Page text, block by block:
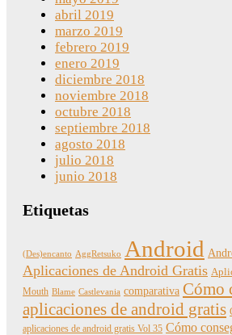
abril 2019
marzo 2019
febrero 2019
enero 2019
diciembre 2018
noviembre 2018
octubre 2018
septiembre 2018
agosto 2018
julio 2018
junio 2018
Etiquetas
(Des)encanto AggRetsuko Android
Aplicaciones de Android Gratis
Mouth Blame Castlevania comparativa Cómo
aplicaciones de android gratis
aplicaciones de android gratis Vol 35 Cómo